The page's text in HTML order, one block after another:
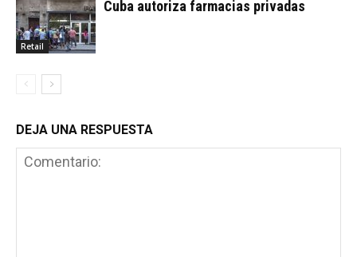
Retail
Cuba autoriza farmacias privadas
DEJA UNA RESPUESTA